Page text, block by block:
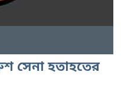
সেনা হতাহতের